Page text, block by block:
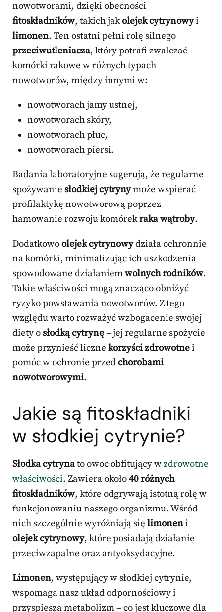
nowotworami, dzięki obecności
fitoskładników, takich jakolejek cytrynowyi
limonen. Ten ostatni pełni rolę silnego
przeciwutleniacza, który potrafi zwalczać
komórki rakowe w różnych typach
nowotworów, między innymi w:
nowotworach jamy ustnej,
nowotworach skóry,
nowotworach płuc,
nowotworach piersi.
Badania laboratoryjne sugerują, że regularne
spożywanie słodkiej cytrynymoże wspierać
profilaktykę nowotworową poprzez
hamowanie rozwoju komórekraka wątroby.
Dodatkowoolejek cytrynowydziała ochronnie
na komórki, minimalizując ich uszkodzenia
spowodowane działaniemwolnych rodników.
Takie właściwości mogą znacząco obniżyć
ryzyko powstawania nowotworów. Z tego
względu warto rozważyć wzbogacenie swojej
diety o słodką cytrynę– jej regularne spożycie
może przynieść liczne korzyści zdrowotnei
pomóc w ochronie przedchorobami
nowotworowymi.
Jakie są fitoskładniki
w słodkiej cytrynie?
Słodka cytrynato owoc obfitujący wzdrowotne
właściwości. Zawiera około40 różnych
fitoskładników, które odgrywają istotną rolę w
funkcjonowaniu naszego organizmu. Wśród
nich szczególnie wyróżniają się limoneni
olejek cytrynowy, które posiadają działanie
przeciwzapalne oraz antyoksydacyjne.
Limonen, występujący w słodkiej cytrynie,
wspomaga nasz układ odpornościowy i
przyspiesza metabolizm – co jest kluczowe dla